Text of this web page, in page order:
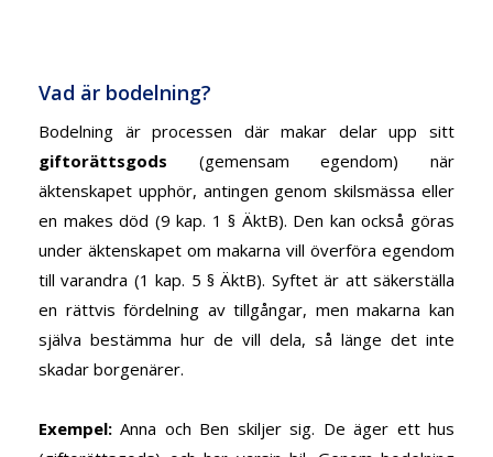
Vad är bodelning?
Bodelning är processen där makar delar upp sitt
giftorättsgods (gemensam egendom) när
äktenskapet upphör, antingen genom skilsmässa eller
en makes död (9 kap. 1 § ÄktB). Den kan också göras
under äktenskapet om makarna vill överföra egendom
till varandra (1 kap. 5 § ÄktB). Syftet är att säkerställa
en rättvis fördelning av tillgångar, men makarna kan
själva bestämma hur de vill dela, så länge det inte
skadar borgenärer.
Exempel: Anna och Ben skiljer sig. De äger ett hus